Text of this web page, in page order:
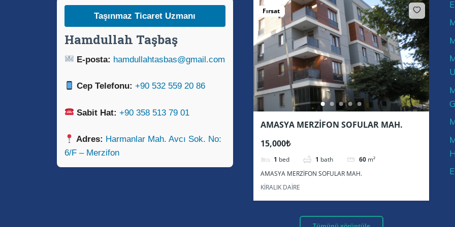
Taşınmaz Ticaret Uzmanı
Hamdullah Taşbaş
E-posta: hamdullahtasbas@gmail.com
Cep Telefonu: +90 532 559 20 86
Sabit Hat: +90 358 513 79 01
Adres: Harmanlar Mah. Avcı Sok. No:
6/F – Merzifon
Fırsat
AMASYA MERZİFON SOFULAR MAH.
15,000₺
1 bed 1 bath 60 m²
AMASYA MERZİFON SOFULAR MAH.
KİRALIK DAİRE